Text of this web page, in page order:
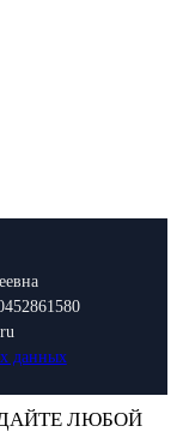
данных
ЛЮБОЙ